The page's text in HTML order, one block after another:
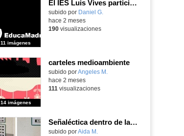
El IES Luis Vives participa en la jornada de trabajo sobre mecanizado CNC e Industria 4.0
subido por Daniel G.
11 imágenes
hace 2 meses
190visualizaciones
carteles medioambiente
Contenido educativo.
subido porAngeles M.
14 imágenes
hace 2 meses
111 visualizaciones
Señaléctica dentro de las instalaciones del centro ordinario
Contenido educativo.
subido porAida M.